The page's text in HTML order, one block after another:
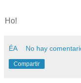
Ho!
ÉA No hay
Compartir